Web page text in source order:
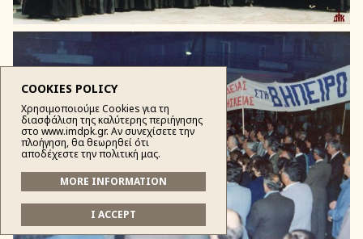
COOKIES POLICY
Χρησιμοποιούμε Cookies για τη
διασφάλιση της καλύτερης περιήγησης
στο www.imdpk.gr. Αν συνεχίσετε την
πλοήγηση, θα θεωρηθεί ότι
αποδέχεστε την πολιτική μας.
MORE INFORMATION
I ACCEPT